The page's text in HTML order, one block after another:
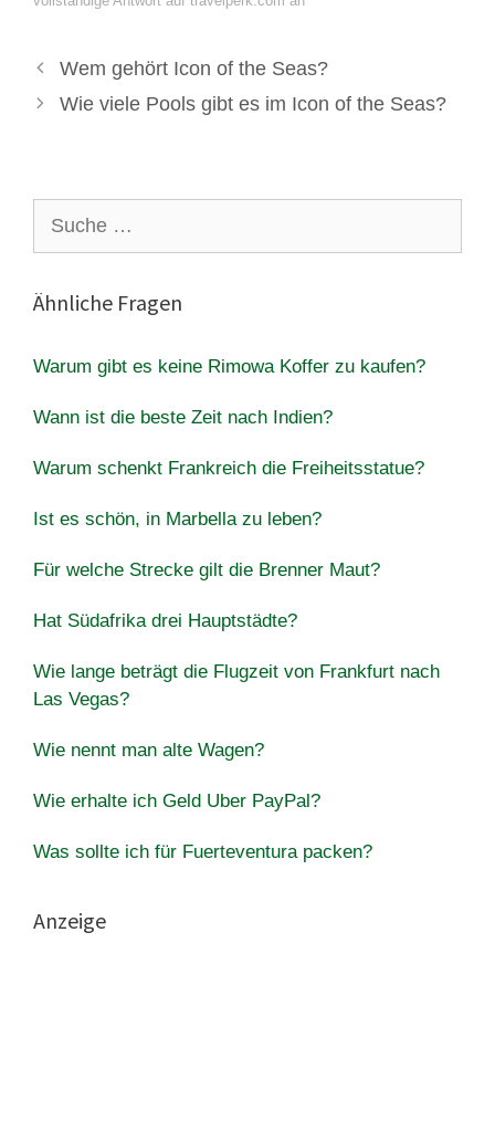
Wem gehört Icon of the Seas?
Wie viele Pools gibt es im Icon of the Seas?
nach:
Ähnliche Fragen
Warum gibt es keine Rimowa Koffer zu kaufen?
Wann ist die beste Zeit nach Indien?
Warum schenkt Frankreich die Freiheitsstatue?
Ist es schön, in Marbella zu leben?
Für welche Strecke gilt die Brenner Maut?
Hat Südafrika drei Hauptstädte?
Wie lange beträgt die Flugzeit von Frankfurt nach
Las Vegas?
Wie nennt man alte Wagen?
Wie erhalte ich Geld Uber PayPal?
Was sollte ich für Fuerteventura packen?
Anzeige